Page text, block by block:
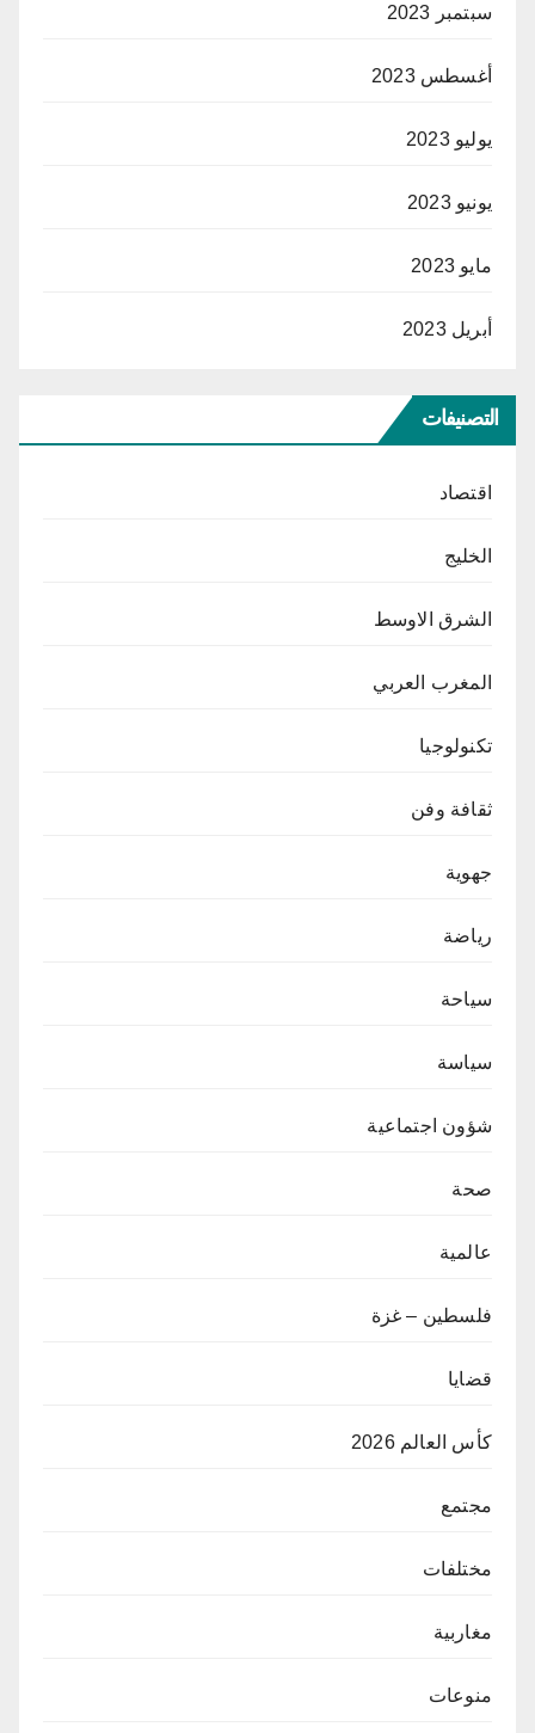
سبتمبر 2023
أغسطس 2023
يوليو 2023
يونيو 2023
مايو 2023
أبريل 2023
التصنيفات
اقتصاد
الخليج
الشرق الاوسط
المغرب العربي
تكنولوجيا
ثقافة وفن
جهوية
رياضة
سياحة
سياسة
شؤون اجتماعية
صحة
عالمية
فلسطين – غزة
قضايا
كأس العالم 2026
مجتمع
مختلفات
مغاربية
منوعات